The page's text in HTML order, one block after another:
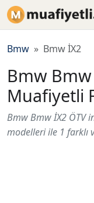
Bmw Bmw İX2
Bmw Bmw
Muafiyetli
Bmw Bmw İX2 ÖTV
modelleri ile 1 farklı